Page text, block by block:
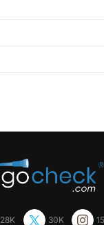
28K 30K